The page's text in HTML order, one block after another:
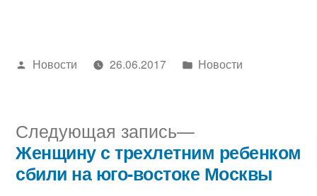
Написано
Новости 26.06.2017
Написано
Новости
Навигация
Следующая запись
Следующая
запись:
Женщину с трехлетним ребенком
сбили на юго-востоке Москвы